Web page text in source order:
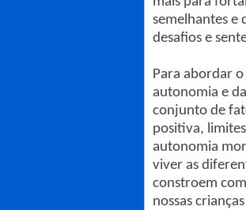
semelhantes e
desafios e
Para abordar
autonomia e
conjunto de
positiva,
autonomia
viver as
constroem
nossas